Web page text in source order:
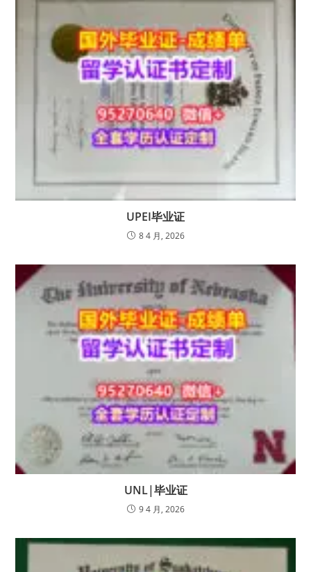
UPEI毕业证
8 4 月, 2026
UNL|毕业证
9 4 月, 2026